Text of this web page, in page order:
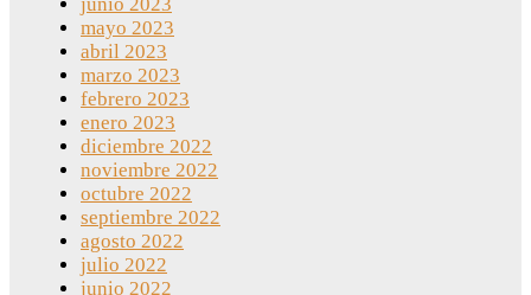
junio 2023
mayo 2023
abril 2023
marzo 2023
febrero 2023
enero 2023
diciembre 2022
noviembre 2022
octubre 2022
septiembre 2022
agosto 2022
julio 2022
junio 2022